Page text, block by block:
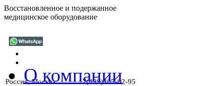
Восстановленное и подержанное
медицинское оборудование
Россия, Москва
+7(499)405-02-95
О компании